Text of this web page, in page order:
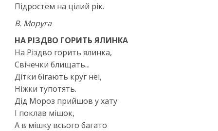
Підростем на цілий рік.
В. Моруга
НА РІЗДВО ГОРИТЬ ЯЛИНКА
На Різдво горить ялинка,
Свічечки блищать...
Дітки бігають круг неї,
Ніжки тупотять.
Дід Мороз прийшов у хату
І поклав мішок,
А в мішку всього багато